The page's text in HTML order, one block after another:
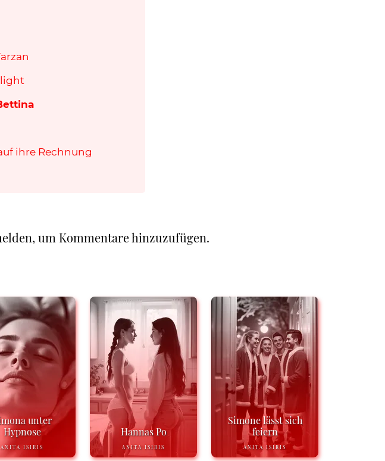
ihre Rechnung
um Kommentare hinzuzufügen.
unter
Hypnose
ANITA ISIRIS
Hannas Po
ANITA ISIRIS
Simone lässt sich
feiern
ANITA ISIRIS